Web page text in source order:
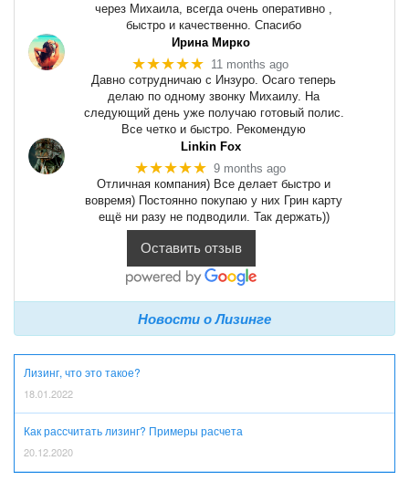
через Михаила, всегда очень оперативно ,
быстро и качественно. Спасибо
Ирина Мирко
★★★★★ 11 months ago
Давно сотрудничаю с Инзуро. Осаго теперь
делаю по одному звонку Михаилу. На
следующий день уже получаю готовый полис.
Все четко и быстро. Рекомендую
Linkin Fox
★★★★★ 9 months ago
Отличная компания) Все делает быстро и
вовремя) Постоянно покупаю у них Грин карту
ещё ни разу не подводили. Так держать))
Оставить отзыв
Новости о Лизинге
Лизинг, что это такое?
18.01.2022
Как рассчитать лизинг? Примеры расчета
20.12.2020